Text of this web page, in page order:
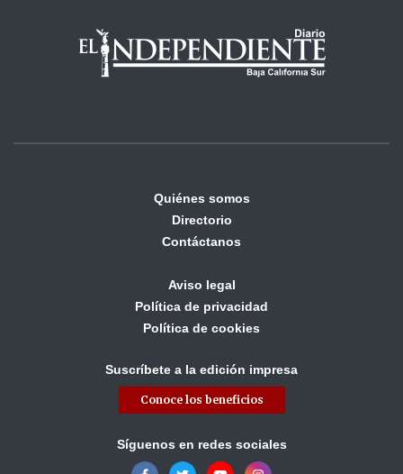
Quiénes somos
Directorio
Contáctanos
Aviso legal
Política de privacidad
Política de cookies
Suscríbete a la edición impresa
Conoce los beneficios
Síguenos en redes sociales